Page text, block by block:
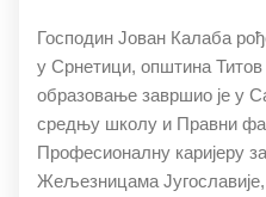
Господин Јован Калаба
у Срнетици, општина
образовање завршио је у
средњу школу и Правни
Професионалну каријеру
Жељезницама Југославије,